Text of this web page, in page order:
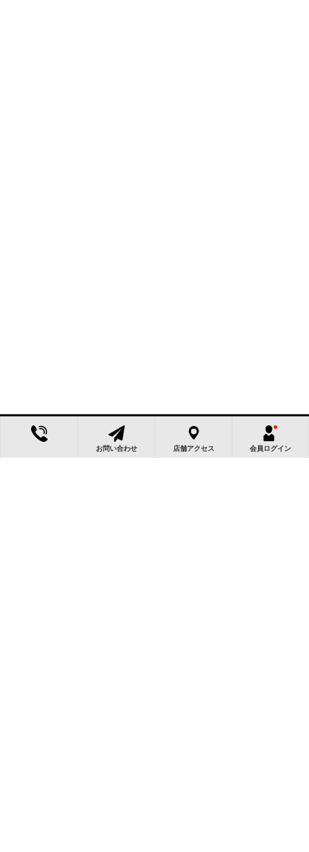
お問い合わせ 店舗アクセス 会員ログイン